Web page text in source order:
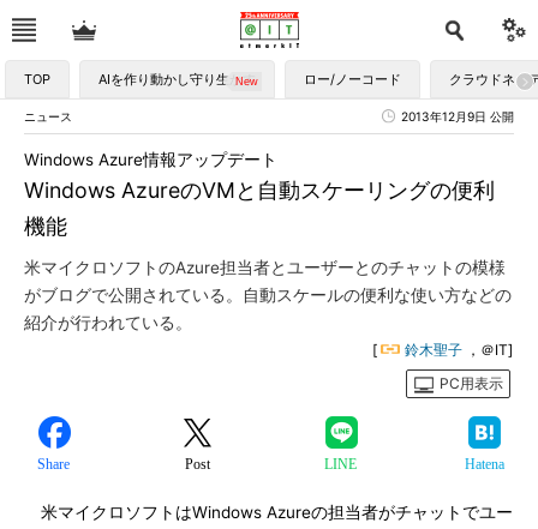
TOP AIを作り動かし守り生かす ロー/ノーコード クラウドネイ
ニュース 2013年12月9日 公開
Windows AzureのVMと自動スケーリングの便利
機能
Windows Azure情報アップデート
米マイクロソフトのAzure担当者とユーザーとのチャットの模様
がブログで公開されている。自動スケールの便利な使い方などの
紹介が行われている。
[ 鈴木聖子 ，＠IT]
PC用表示
Share Post LINE Hatena
米マイクロソフトはWindows Azureの担当者がチャットでユー